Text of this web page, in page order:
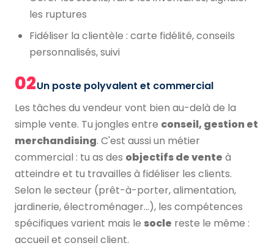
les ruptures
Fidéliser la clientèle : carte fidélité, conseils
personnalisés, suivi
02Un poste polyvalent et commercial
Les tâches du vendeur vont bien au-delà de la
simple vente. Tu jongles entre conseil, gestion et
merchandising. C'est aussi un métier
commercial : tu as des objectifs de vente à
atteindre et tu travailles à fidéliser les clients.
Selon le secteur (prêt-à-porter, alimentation,
jardinerie, électroménager…), les compétences
spécifiques varient mais le socle reste le même :
accueil et conseil client.